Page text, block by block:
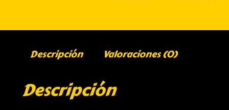
Descripción Valoraciones (0)
Descripción